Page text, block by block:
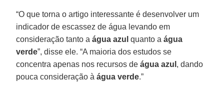
“O que torna o artigo interessante é desenvolver um
indicador de escassez de água levando em
consideração tanto aágua azul quanto aágua
verde”, disse ele. “A maioria dos estudos se
concentra apenas nos recursos deágua azul , dando
pouca consideração àágua verde.”